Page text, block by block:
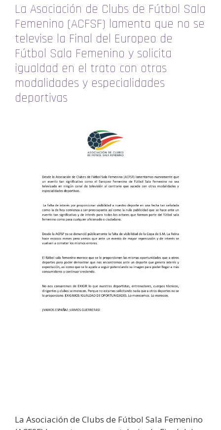
La Asociación de Clubs de Fútbol Sala
Femenino (ACFSF) lamenta que no se
televise la Final del Europeo de
Fútbol Sala Femenino y solicita
igualdad en el trato con otras
modalidades y especialidades
deportivas
La Asociación de Clubs de Fútbol Sala Femenino